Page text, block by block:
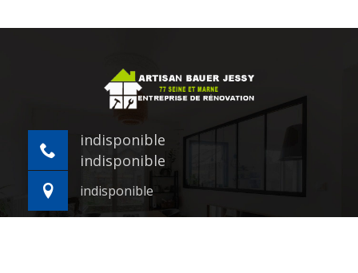
indisponible
indisponible
indisponible